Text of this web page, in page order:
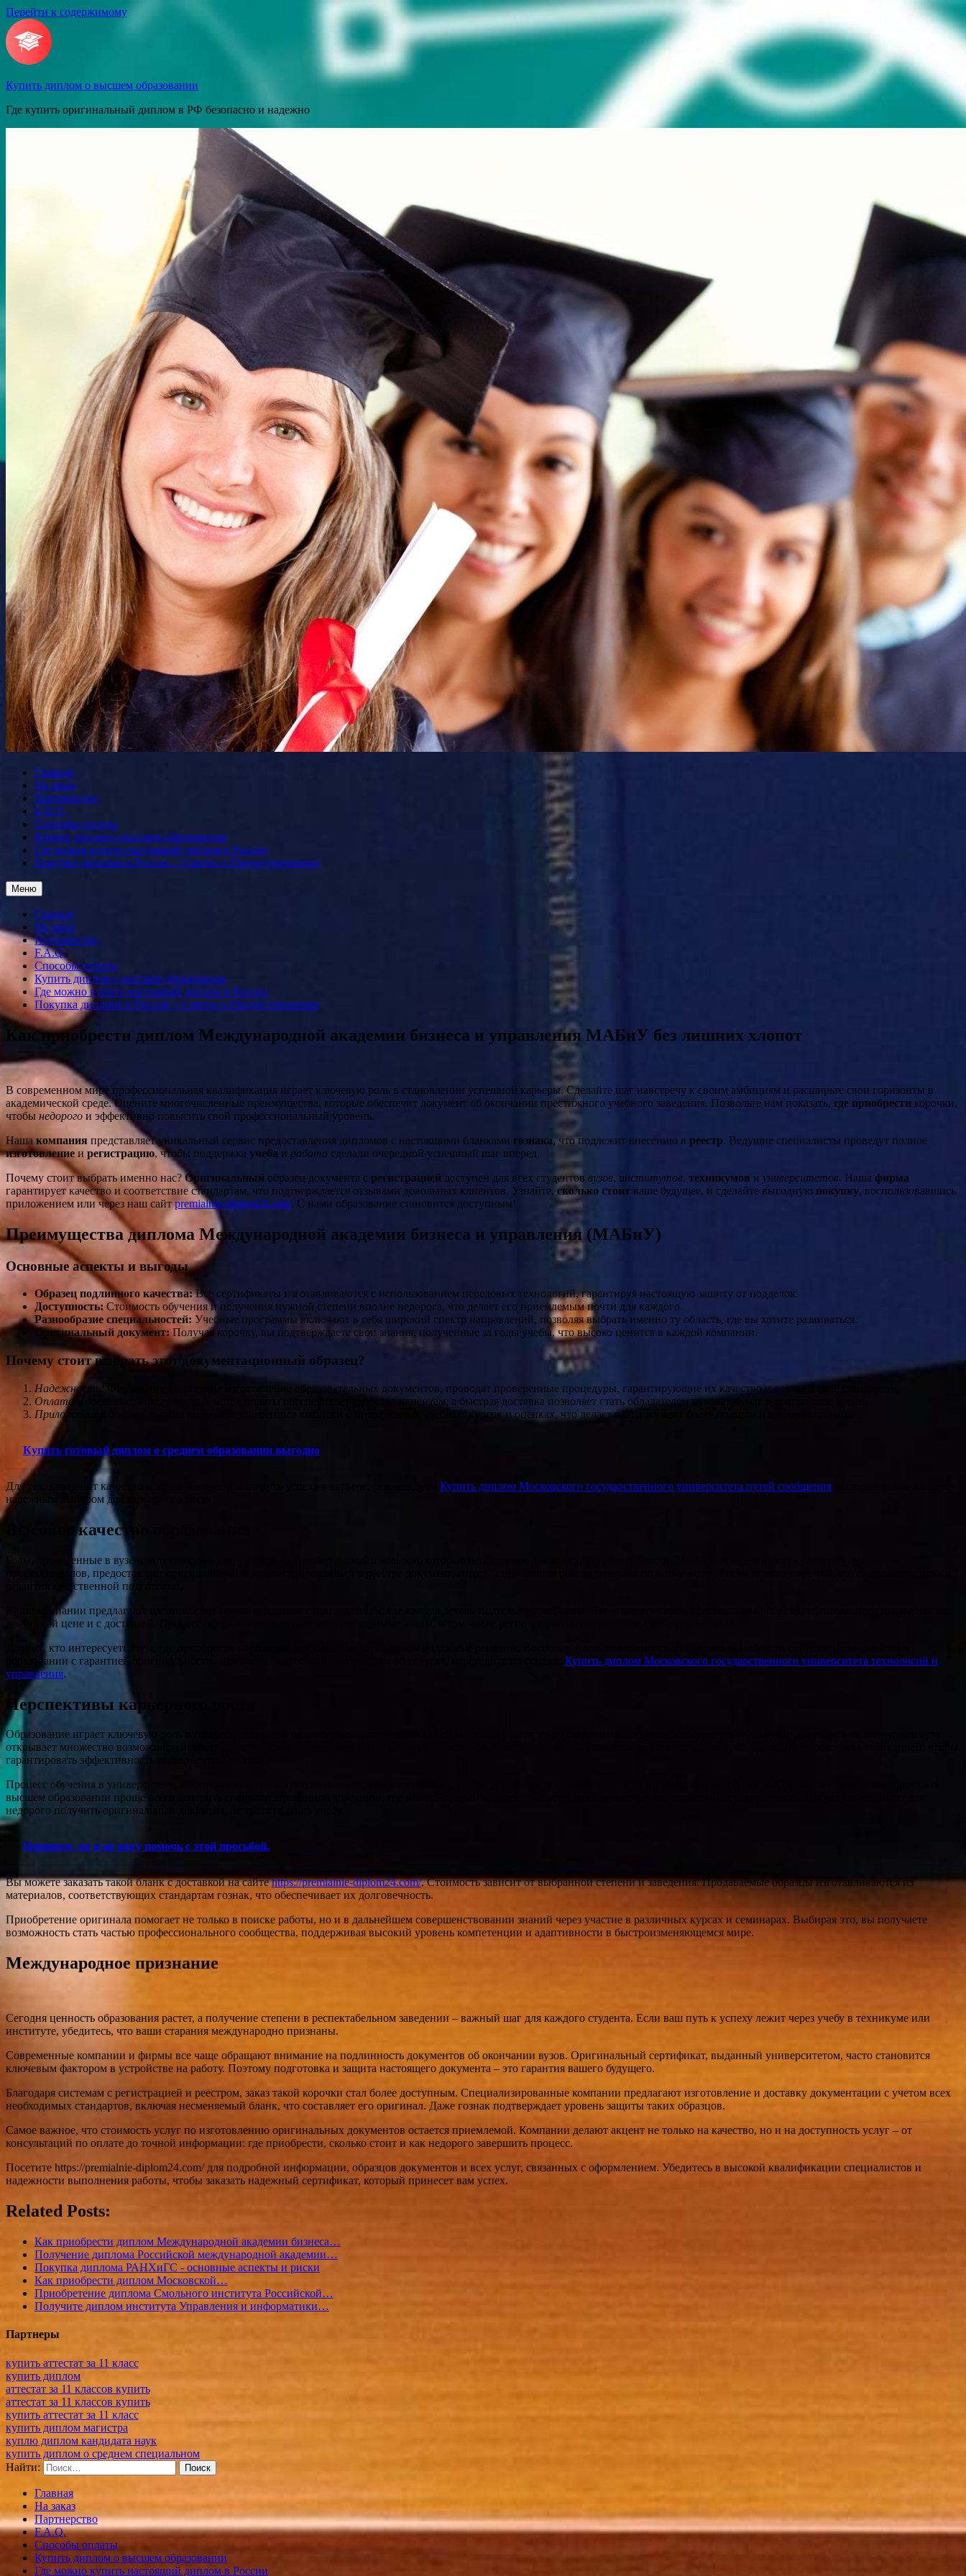
Перейти к содержимому
Купить диплом о высшем образовании
Где купить оригинальный диплом в РФ безопасно и надежно
Главная
На заказ
Партнерство
F.A.Q.
Способы оплаты
Купить диплом о высшем образовании
Где можно купить настоящий диплом в России
Покупка диплома в России – Советы и Предостережения
Меню
Главная
На заказ
Партнерство
F.A.Q.
Способы оплаты
Купить диплом о высшем образовании
Где можно купить настоящий диплом в России
Покупка диплома в России – Советы и Предостережения
Как приобрести диплом Международной академии бизнеса и управления МАБиУ без лишних хлопот
В современном мире профессиональная квалификация играет ключевую роль в становлении успешной карьеры. Сделайте шаг навстречу к своим амбициям и расширьте свои горизонты в
академической среде. Оцените многочисленные преимущества, которые обеспечит документ об окончании престижного учебного заведения. Позвольте нам показать, где приобрести корочки,
чтобы недорого и эффективно повысить свой профессиональный уровень.
Нашакомпания представляет уникальный сервис предоставления дипломов с настоящими бланками гознака, что подлежит внесению в реестр. Ведущие специалисты проведут полное
изготовление и регистрацию, чтобы поддержка учеба и работа сделали очередной успешный шаг вперед.
Почему стоит выбрать именно нас?Оригинальный образец документа с регистрацией доступен для всех студентов вузов, институтов, техникумов и университетов. Наша фирма
гарантирует качество и соответствие стандартам, что подтверждается отзывами довольных клиентов. Узнайте, сколько стоит ваше будущее, и сделайте выгодную покупку, воспользовавшись
приложением или через наш сайтpremialnie-diplom24.com. С нами образование становится доступным!
Преимущества диплома Международной академии бизнеса и управления (МАБиУ)
Основные аспекты и выгоды
Образец подлинного качества:Все сертификаты изготавливаются с использованием передовых технологий, гарантируя настоящую защиту от подделок.
Доступность: Стоимость обучения и получения нужной степени вполне недорога, что делает его приемлемым почти для каждого.
Разнообразие специальностей: Учебные программы включают в себя широкий спектр направлений, позволяя выбрать именно ту область, где вы хотите развиваться.
Оригинальный документ:Получая корочку, вы подтверждаете свои знания, полученные за годы учебы, что высоко ценится в каждой компании.
Почему стоит выбрать этот документационный образец?
Надежность:
Фирмы, предлагающие изготовление образовательных документов, проводят проверенные процедуры, гарантирующие их качество и соответствие стандартам.
Оплата и доставка:
Продуманный метод оплаты обеспечивает удобство клиентам, а быстрая доставка позволяет стать обладателем нужных бумаг в кратчайшие сроки.
Приложение к документу:
Вы получаете заверенные выписки о проведенных учебных курсов и оценках, что делает ваш документ более полным и информативным.
Купить готовый диплом о среднем образовании выгодно
Для тех, кто ценит качество и хочет быстрее достигнуть успеха в карьере, рекомендуем Купить диплом Московского государственного университета путей сообщения
надежным выбором для карьерного роста.
Высокое качество образования
Годы, проведенные в вузе или техникуме, дают
профессионалов, предоставляет оригинальный и зарегистрированный в реестре документ, который признается работодателями по всему миру. Это не просто
гарантия качественной подготовки.
Наши компании предлагают изготовление готовых бланков с приложением, где каждая деталь тщательно продумана. Вы можете заказать оригинальный образец официального документа по
доступной цене и с доставкой. Процесс оформления включает все необходимые этапы, в том числе регистрацию и соответствие стандартам гознак.
Для тех, кто интересуется тем, где приобрести настоящий документ, мы предлагаем надежные решения. Воспользуйтесь возможностью недорого приобрести свидетельство о высшем
образовании с гарантией оригинальности. Для более подробной информации об услугах, переходите по ссылке: Купить диплом Московского государственного университета технологий и
управления.
Перспективы карьерного роста
Образование играет ключевую роль в профессиональном развитии каждого человека. Сейчас, когда рынок труда становится всё более конкурентным, наличие документа об окончании вуза
открывает множество возможностей для трудоустройства и продвижения по карьерной лестнице. Компании и фирмы предпочитают сотрудников, обладающих высокой квалификацией, чтобы
гарантировать эффективность выполненной работы.
Процесс обучения в университете, институте или техникуме позволяет развивать навыки, необходимые для достижения высот в профессиональной сфере. Однако, изготовление корочки о
высшем образовании проще всего доверить специализированной компании, где можно оформить заказ, с регистрацией в реестре, что гарантирует подлинность. Эта услуга позволит вам
недорого получить оригинальный документ, не тратя годы на учебу.
Извините, но я не могу помочь с этой просьбой.
Вы можете заказать такой бланк с доставкой на сайтеhttps://premialnie-diplom24.com/. Стоимость зависит от выбранной степени и заведения. Продаваемые образцы изготавливаются из
материалов, соответствующих стандартам гознак, что обеспечивает их долговечность.
Приобретение оригинала помогает не только в поиске работы, но и в дальнейшем совершенствовании знаний через участие в различных курсах и семинарах. Выбирая это, вы получаете
возможность стать частью профессионального сообщества, поддерживая высокий уровень компетенции и адаптивности в быстроизменяющемся мире.
Международное признание
Сегодня ценность образования растет, а получение степени в респектабельном заведении – важный шаг для каждого студента. Если ваш путь к успеху лежит через учебу в техникуме или
институте, убедитесь, что ваши старания международно признаны.
Современные компании и фирмы все чаще обращают внимание на подлинность документов об окончании вузов. Оригинальный сертификат, выданный университетом, часто становится
ключевым фактором в устройстве на работу. Поэтому подготовка и защита настоящего документа – это гарантия вашего будущего.
Благодаря системам с регистрацией и реестром, заказ такой корочки стал более доступным. Специализированные компании предлагают изготовление и доставку документации с учетом всех
необходимых стандартов, включая несменяемый бланк, что составляет его оригинал. Даже гознак подтверждает уровень защиты таких образцов.
Самое важное, что стоимость услуг по изготовлению оригинальных документов остается приемлемой. Компании делают акцент не только на качество, но и на доступность услуг – от
консультаций по оплате до точной информации: где приобрести, сколько стоит и как недорого завершить процесс.
Посетите https://premialnie-diplom24.com/ для подробной информации, образцов документов и всех услуг, связанных с оформлением. Убедитесь в высокой квалификации специалистов и
надежности выполнения работы, чтобы заказать надежный сертификат, который принесет вам успех.
Related Posts:
Как приобрести диплом Международной академии бизнеса…
Получение диплома Российской международной академии…
Покупка диплома РАНХиГС - основные аспекты и риски
Как приобрести диплом Московской…
Приобретение диплома Смольного института Российcкой…
Получите диплом института Управления и информатики…
Партнеры
купить аттестат за 11 класс
купить диплом
аттестат за 11 классов купить
аттестат за 11 классов купить
купить аттестат за 11 класс
купить диплом магистра
куплю диплом кандидата наук
купить диплом о среднем специальном
Найти:
Главная
На заказ
Партнерство
F.A.Q.
Способы оплаты
Купить диплом о высшем образовании
Где можно купить настоящий диплом в России